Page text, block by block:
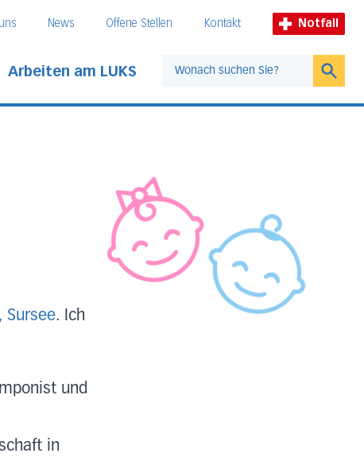
News Offene Stellen Kontakt Notfall
Arbeiten am LUKS
Sursee. Ich
und
in